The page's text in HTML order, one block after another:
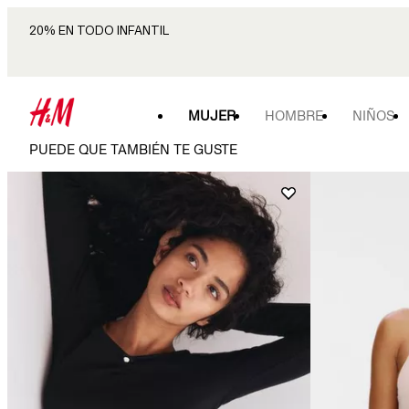
20% EN TODO INFANTIL
MUJER HOMBRE NIÑOS
PUEDE QUE TAMBIÉN TE GUSTE